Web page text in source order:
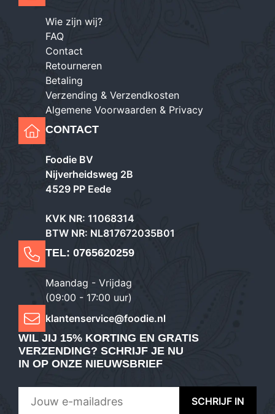
Wie zijn wij?
FAQ
Contact
Retourneren
Betaling
Verzending & Verzendkosten
Algemene Voorwaarden & Privacy
CONTACT
Foodie BV
Nijverheidsweg 2B
4529 PP Eede
KVK NR: 11068314
BTW NR: NL817672035B01
TEL: 0765620259
Maandag - Vrijdag
(09:00 - 17:00 uur)
klantenservice@foodie.nl
WIL JIJ 15% KORTING EN GRATIS
VERZENDING? SCHRIJF JE NU
IN OP ONZE NIEUWSBRIEF